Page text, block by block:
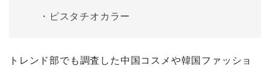
・ピスタチオカラー
トレンド部でも調査した中国コスメや韓国ファッショ